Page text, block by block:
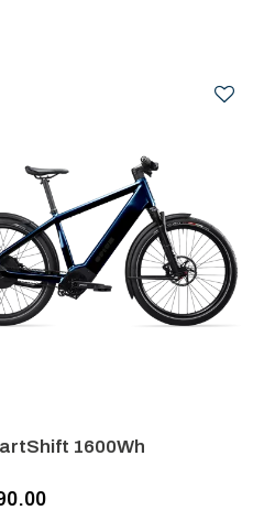
1600Wh